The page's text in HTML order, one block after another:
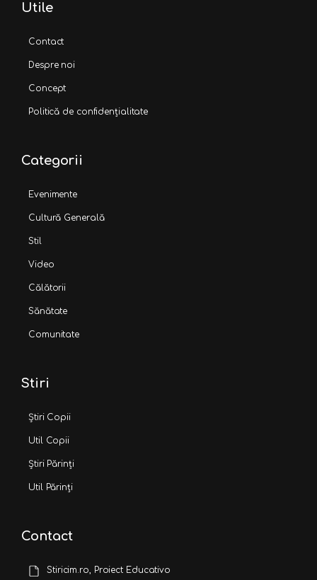
Utile
Contact
Despre noi
Concept
Politică de confidențialitate
Categorii
Evenimente
Cultură Generală
Stil
Video
Călătorii
Sănătate
Comunitate
Stiri
Știri Copii
Util Copii
Știri Părinți
Util Părinți
Contact
Stiricim.ro, Proiect Educativo